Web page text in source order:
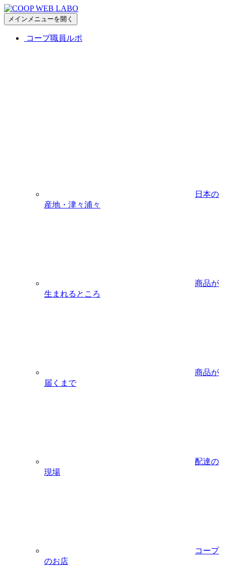
メインメニューを開く
コープ職員ルポ
日本の
産地・津々浦々
商品が
生まれるところ
商品が
届くまで
配達の
現場
コープ
のお店